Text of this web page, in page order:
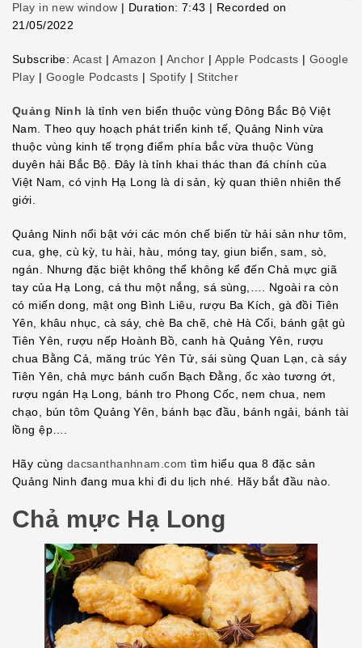
LINK
EMBED
Play in new window | Duration: 7:43 | Recorded on
21/05/2022
Subscribe: Acast | Amazon | Anchor | Apple Podcasts | Google
Play | Google Podcasts | Spotify | Stitcher
Quảng Ninh là tỉnh ven biển thuộc vùng Đông Bắc Bộ Việt
Nam. Theo quy hoạch phát triển kinh tế, Quảng Ninh vừa
thuộc vùng kinh tế trọng điểm phía bắc vừa thuộc Vùng
duyên hải Bắc Bộ. Đây là tỉnh khai thác than đá chính của
Việt Nam, có vịnh Hạ Long là di sản, kỳ quan thiên nhiên thế
giới.
Quảng Ninh nổi bật với các món chế biến từ hải sản như tôm,
cua, ghẹ, cù kỳ, tu hài, hàu, móng tay, giun biển, sam, sò,
ngán. Nhưng đặc biệt không thể không kể đến Chả mực giã
tay của Hạ Long, cá thu một nắng, sá sùng,…. Ngoài ra còn
có miến dong, mật ong Bình Liêu, rượu Ba Kích, gà đồi Tiên
Yên, khâu nhục, cà sáy, chè Ba chẽ, chè Hà Cối, bánh gật gù
Tiên Yên, rượu nếp Hoành Bồ, canh hà Quảng Yên, rượu
chua Bằng Cả, măng trúc Yên Tử, sái sùng Quan Lạn, cà sáy
Tiên Yên, chả mực bánh cuốn Bạch Đằng, ốc xào tương ớt,
rượu ngán Hạ Long, bánh tro Phong Cốc, nem chua, nem
chạo, bún tôm Quảng Yên, bánh bạc đầu, bánh ngải, bánh tài
lồng ệp….
Hãy cùng dacsanthanhnam.com tìm hiểu qua 8 đặc sản
Quảng Ninh đang mua khi đi du lịch nhé. Hãy bắt đầu nào.
Chả mực Hạ Long